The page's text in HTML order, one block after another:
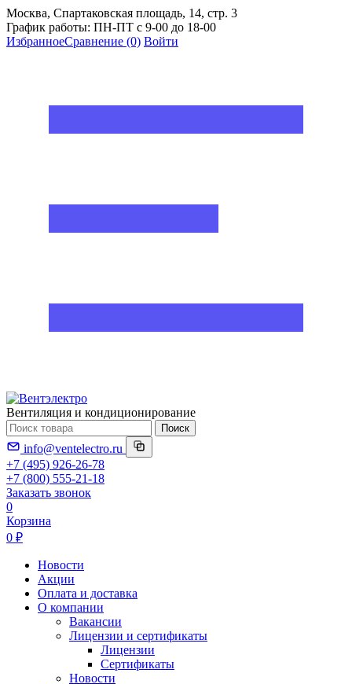
Москва, Спартаковская площадь, 14, стр. 3
График работы: ПН-ПТ с 9-00 до 18-00
ИзбранноеСравнение (0) Войти
Вентиляция и кондиционирование
Поиск
info@ventelectro.ru
+7 (495) 926-26-78
+7 (800) 555-21-18
Заказать звонок
0
Корзина
0 ₽
Новости
Акции
Оплата и доставка
О компании
Вакансии
Лицензии и сертификаты
Лицензии
Сертификаты
Новости